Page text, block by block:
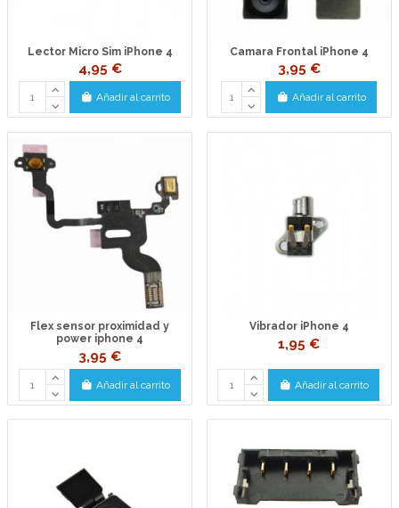
Lector Micro Sim iPhone 4
4,95 €
Añadir al carrito
Camara Frontal iPhone 4
3,95 €
Añadir al carrito
Flex sensor proximidad y
power iphone 4
3,95 €
Añadir al carrito
Vibrador iPhone 4
1,95 €
Añadir al carrito